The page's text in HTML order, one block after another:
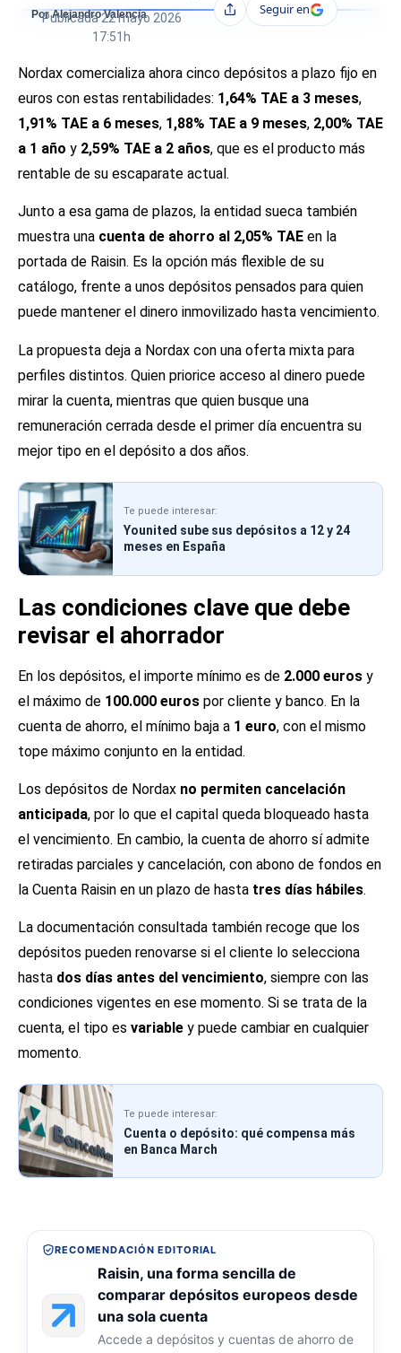
Por Alejandro Valencia
Publicada22 mayo 2026
17:51h
CompartirSeguir en
Nordax comercializa ahora cinco depósitos a plazo fijo en
euros con estas rentabilidades: 1,64% TAE a 3 meses,
1,91% TAE a 6 meses, 1,88% TAE a 9 meses, 2,00% TAE
a 1 año y 2,59% TAE a 2 años, que es el producto más
rentable de su escaparate actual.
Junto a esa gama de plazos, la entidad sueca también
muestra una cuenta de ahorro al 2,05% TAE en la
portada de Raisin. Es la opción más flexible de su
catálogo, frente a unos depósitos pensados para quien
puede mantener el dinero inmovilizado hasta vencimiento.
La propuesta deja a Nordax con una oferta mixta para
perfiles distintos. Quien priorice acceso al dinero puede
mirar la cuenta, mientras que quien busque una
remuneración cerrada desde el primer día encuentra su
mejor tipo en el depósito a dos años.
Te puede interesar:
Younited sube sus depósitos a 12 y 24
meses en España
Las condiciones clave que debe
revisar el ahorrador
En los depósitos, el importe mínimo es de 2.000 euros y
el máximo de 100.000 euros por cliente y banco. En la
cuenta de ahorro, el mínimo baja a 1 euro, con el mismo
tope máximo conjunto en la entidad.
Los depósitos de Nordax no permiten cancelación
anticipada, por lo que el capital queda bloqueado hasta
el vencimiento. En cambio, la cuenta de ahorro sí admite
retiradas parciales y cancelación, con abono de fondos en
la Cuenta Raisin en un plazo de hasta tres días hábiles.
La documentación consultada también recoge que los
depósitos pueden renovarse si el cliente lo selecciona
hasta dos días antes del vencimiento, siempre con las
condiciones vigentes en ese momento. Si se trata de la
cuenta, el tipo es variable y puede cambiar en cualquier
momento.
Te puede interesar:
Cuenta o depósito: qué compensa más
en Banca March
RECOMENDACIÓN EDITORIAL
Raisin, una forma sencilla de
comparar depósitos europeos desde
una sola cuenta
Accede a depósitos y cuentas de ahorro de